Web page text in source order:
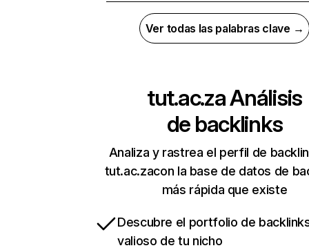
Ver todas las palabras clave →
tut.ac.zaAnálisis
de backlinks
Analiza y rastrea el perfil de
tut.ac.zacon la base de datos de
más rápida que existe
Descubre el portfolio de
valioso de tu nicho